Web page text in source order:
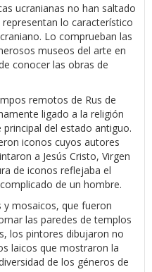
ucranianas no han saltado
lo característico
Lo comprueban las
museos del arte en
conocer las obras de
remotos de Rus de
ligado a la religión
del estado antiguo.
iconos cuyos autores
a Jesús Cristo, Virgen
de iconos reflejaba el
de un hombre.
mosaicos, que fueron
las paredes de templos
los pintores dibujaron no
laicos que mostraron la
de los géneros de